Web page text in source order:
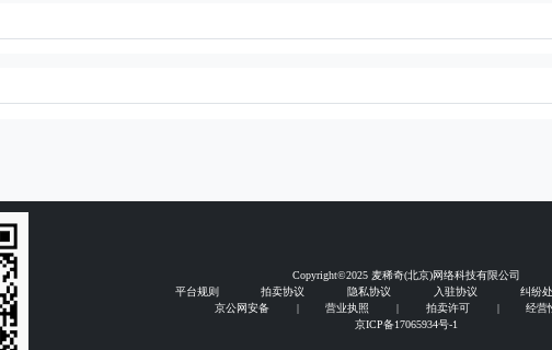
Copyright©2025 麦稀奇(北京)网络科技有限公司
平台规则
拍卖协议 隐私协议 入驻协议 纠纷
京公网安备
| 营业执照 | 拍卖许可 |
经营
京ICP备17065934号-1